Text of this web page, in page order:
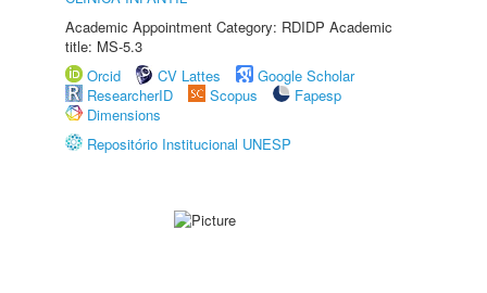
Academic Appointment Category: RDIDP Academic
title: MS-5.3
Orcid
CV Lattes
Google Scholar
ResearcherID
Scopus
Fapesp
Dimensions
Repositório Institucional UNESP